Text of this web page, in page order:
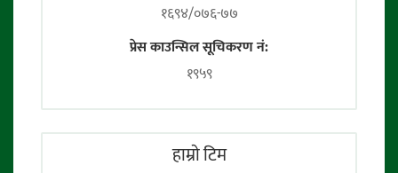
१६९४/०७६-७७
प्रेस काउन्सिल सूचिकरण नं:
१९५९
हाम्राे टिम